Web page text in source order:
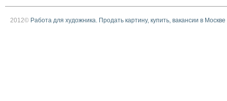
2012© Работа для художника. Продать картину, купить, вакансии в Москве